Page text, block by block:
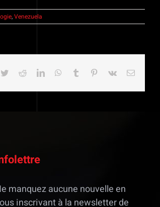
,Venezuela
TwitterRedditLinkedInWhatsApp
Tumblr Pinterest
Vk Email
manquez aucune nouvelle en
inscrivant à la newsletter de